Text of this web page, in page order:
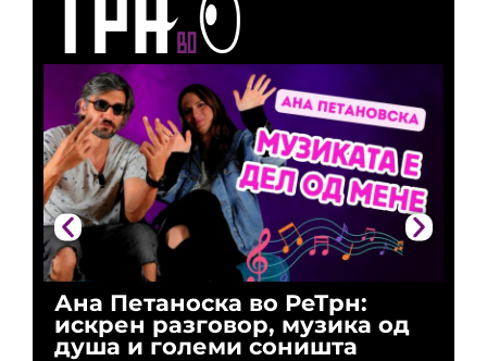
Ана Петаноска во РеТрн:
искрен разговор, музика од
душа и големи соништа